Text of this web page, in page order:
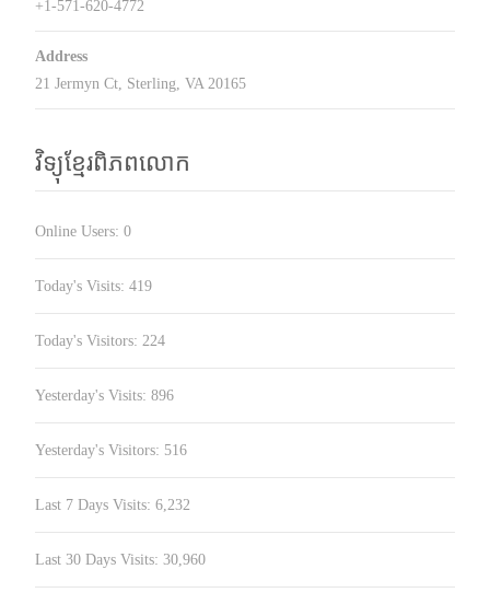
+1-571-620-4772
Address
21 Jermyn Ct, Sterling, VA 20165
វិទ្យុខ្មែរពិភពលោក
Online Users: 0
Today's Visits: 419
Today's Visitors: 224
Yesterday's Visits: 896
Yesterday's Visitors: 516
Last 7 Days Visits: 6,232
Last 30 Days Visits: 30,960